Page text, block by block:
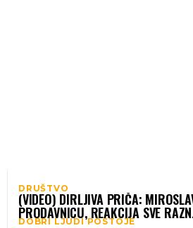
DRUŠTVO
(VIDEO) DIRLJIVA PRIČA:
PRODAVNICU, REAKCIJA SVE
DOBRI LJUDI POSTOJE